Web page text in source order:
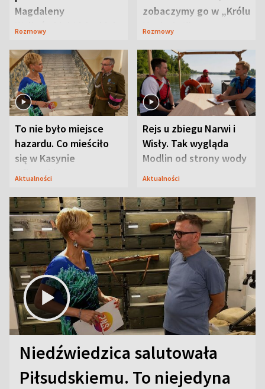
Magdaleny
Waligórskiej-Lisieckiej.
Rozmowy
zobaczymy go w „Królu
Maciusiu I”
Rozmowy
To nie było miejsce
hazardu. Co mieściło
się w Kasynie
Oficerskim?
Aktualności
Rejs u zbiegu Narwi i
Wisły. Tak wygląda
Modlin od strony wody
Aktualności
Niedźwiedzica salutowała
Piłsudskiemu. To niejedyna